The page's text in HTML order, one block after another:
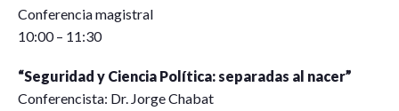
Conferencia magistral
10:00 – 11:30
“Seguridad y Ciencia Política: separadas al nacer”
Conferencista: Dr. Jorge Chabat